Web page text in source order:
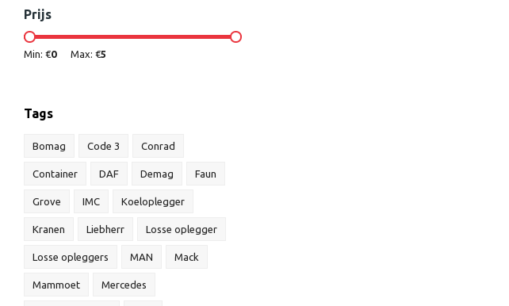
Prijs
Min: €0 Max: €5
Tags
Bomag Code 3 Conrad
Container DAF Demag Faun
Grove IMC Koeloplegger
Kranen Liebherr Losse oplegger
Losse opleggers MAN Mack
Mammoet Mercedes